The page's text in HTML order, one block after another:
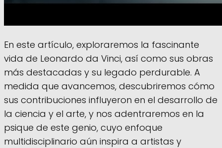
En este artículo, exploraremos la fascinante
vida de Leonardo da Vinci, así como sus obras
más destacadas y su legado perdurable. A
medida que avancemos, descubriremos cómo
sus contribuciones influyeron en el desarrollo de
la ciencia y el arte, y nos adentraremos en la
psique de este genio, cuyo enfoque
multidisciplinario aún inspira a artistas y